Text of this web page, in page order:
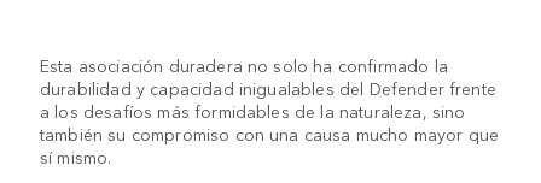
Esta asociación duradera no solo ha confirmado la
durabilidad y capacidad inigualables del Defender frente
a los desafíos más formidables de la naturaleza, sino
también su compromiso con una causa mucho mayor que
sí mismo.